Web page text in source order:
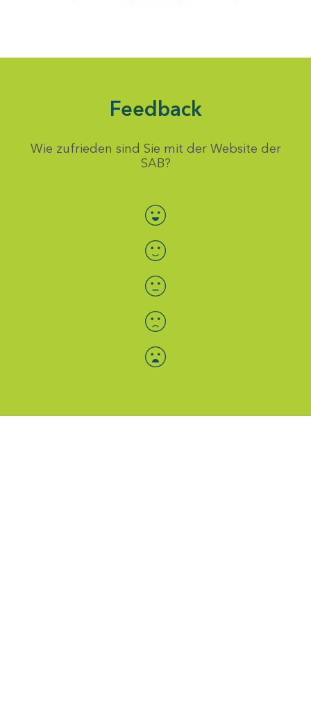
Feedback
Wie zufrieden sind Sie mit der Website der
SAB?
Bewertung auswählen